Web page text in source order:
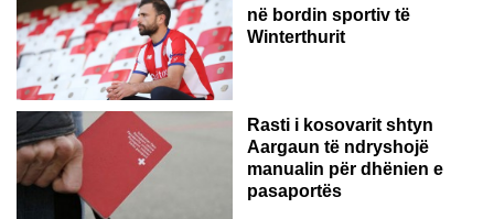
në bordin sportiv të
Winterthurit
Rasti i kosovarit shtyn
Aargaun të ndryshojë
manualin për dhënien e
pasaportës